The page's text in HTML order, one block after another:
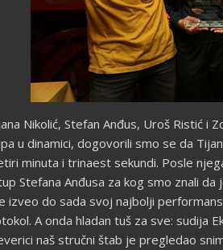
Nikolić, Stefan Anđus, Uroš Ristić
u dinamici, dogovorili smo se da
minuta i trinaest sekundi. Posle
Stefana Anđusa za kog smo znali
izveo do sada svoj najbolji
A onda hladan tuš za sve: sudija
naš stručni štab je pregledao